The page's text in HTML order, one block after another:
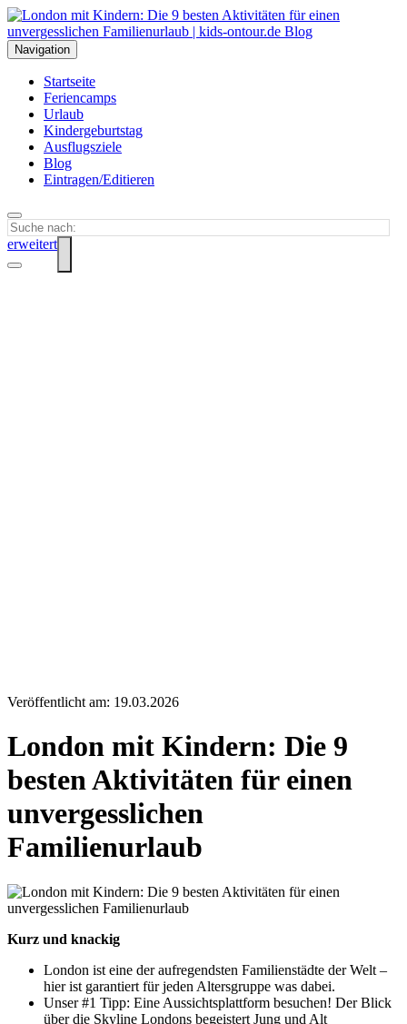
Navigation
Startseite
Feriencamps
Urlaub
Kindergeburtstag
Ausflugsziele
Blog
Eintragen/Editieren
erweitert
Veröffentlicht am: 19.03.2026
London mit Kindern: Die 9
besten Aktivitäten für einen
unvergesslichen
Familienurlaub
Kurz und knackig
London ist eine der aufregendsten Familienstädte der Welt –
hier ist garantiert für jeden Altersgruppe was dabei.
Unser #1 Tipp: Eine Aussichtsplattform besuchen! Der Blick
über die Skyline Londons begeistert Jung und Alt